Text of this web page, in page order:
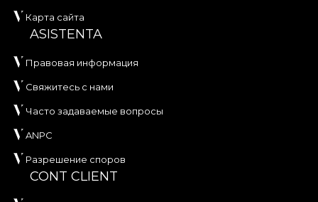
Карта сайта
ASISTENTA
Правовая информация
Свяжитесь с нами
Часто задаваемые вопросы
ANPC
Разрешение споров
CONT CLIENT